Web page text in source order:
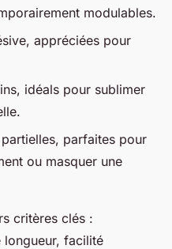
modulables.
appréciées pour
idéals pour sublimer
parfaites pour
ou masquer une
critères clés :
longueur, facilité